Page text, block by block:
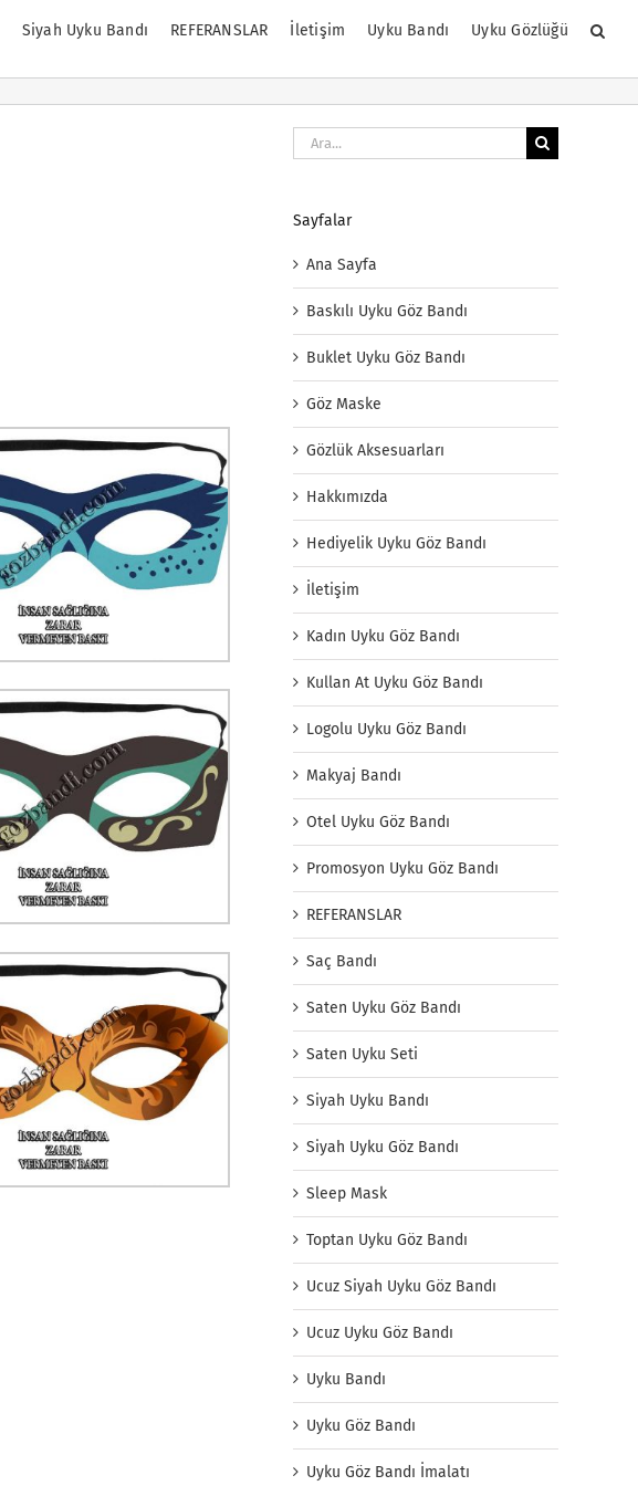
Siyah Uyku Bandı REFERANSLAR İletişim Uyku Bandı Uyku Gözlüğü
Ara:
Sayfalar
Ana Sayfa
Baskılı Uyku Göz Bandı
Buklet Uyku Göz Bandı
Göz Maske
Gözlük Aksesuarları
Hakkımızda
Hediyelik Uyku Göz Bandı
İletişim
Kadın Uyku Göz Bandı
Kullan At Uyku Göz Bandı
Logolu Uyku Göz Bandı
Makyaj Bandı
Otel Uyku Göz Bandı
Promosyon Uyku Göz Bandı
REFERANSLAR
Saç Bandı
Saten Uyku Göz Bandı
Saten Uyku Seti
Siyah Uyku Bandı
Siyah Uyku Göz Bandı
Sleep Mask
Toptan Uyku Göz Bandı
Ucuz Siyah Uyku Göz Bandı
Ucuz Uyku Göz Bandı
Uyku Bandı
Uyku Göz Bandı
Uyku Göz Bandı İmalatı